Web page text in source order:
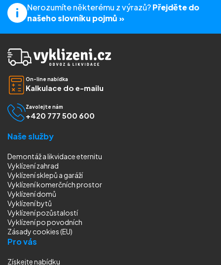
Nerozumíte některému z výrazů?Přejděte do
našeho slovníku pojmů »
On-line nabídka
Kalkulace do e-mailu
Zavolejte nám
+420 777 500 600
Naše služby
Demontáž a likvidace eternitu
Vyklízení zahrad
Vyklízení sklepů a garáží
Vyklízení komerčních prostor
Vyklízení domů
Vyklízení bytů
Vyklízení pozůstalostí
Vyklízenípo povodních
Zásady cookies (EU)
Pro vás
Získejte nabídku